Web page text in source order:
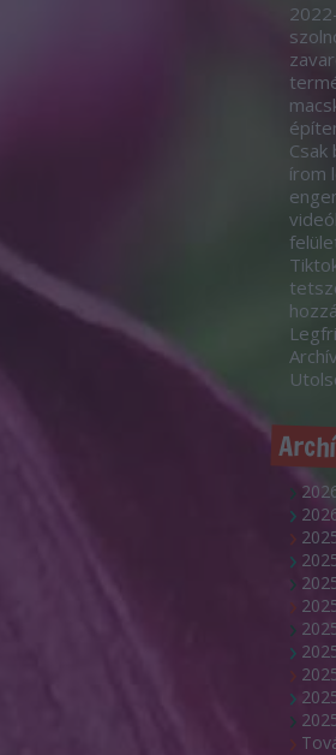
írom